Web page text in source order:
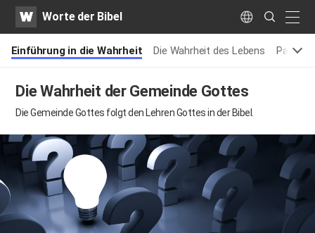
WATVWorte der Bibel Language
Search
Submit
Einführung in die Wahrheit Die Wahrheit des Lebens
Die Wahrheit der Gemeinde Gottes
Die Gemeinde Gottes folgt den Lehren Gottes in der Bibel.